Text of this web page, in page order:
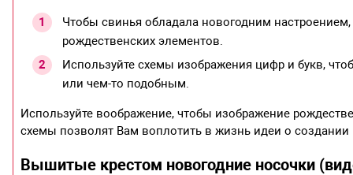
Чтобы свинья обладала новогодним
рождественских элементов.
Используйте схемы изображения цифр и букв,
или чем-то подобным.
Используйте воображение, чтобы изображение
схемы позволят Вам воплотить в жизнь идеи о
Вышитые крестом новогодние носочки